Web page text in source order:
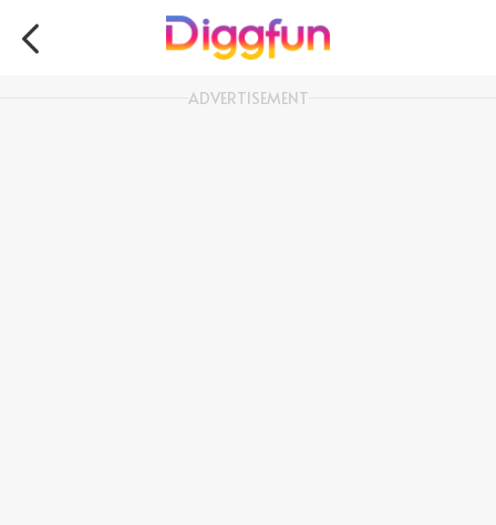
ADVERTISEMENT